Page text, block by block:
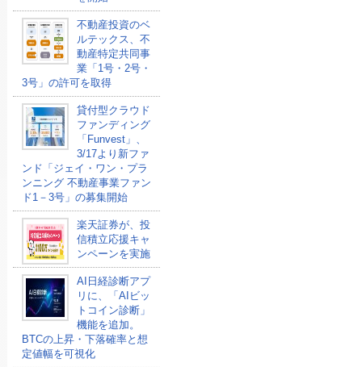
不動産投資のベ
ルテックス、不
動産特定共同事
業「1号・2号・
3号」の許可を取得
貸付型クラウド
ファンディング
「Funvest」、
3/17より新ファ
ンド「ジェイ・ワン・プラ
ンニング 不動産事業ファン
ド1－3号」の募集開始
楽天証券が、投
信積立応援キャ
ンペーンを実施
AI日経診断アプ
リに、「AIビッ
トコイン診断」
機能を追加。
BTCの上昇・下落確率と想
定値幅を可視化